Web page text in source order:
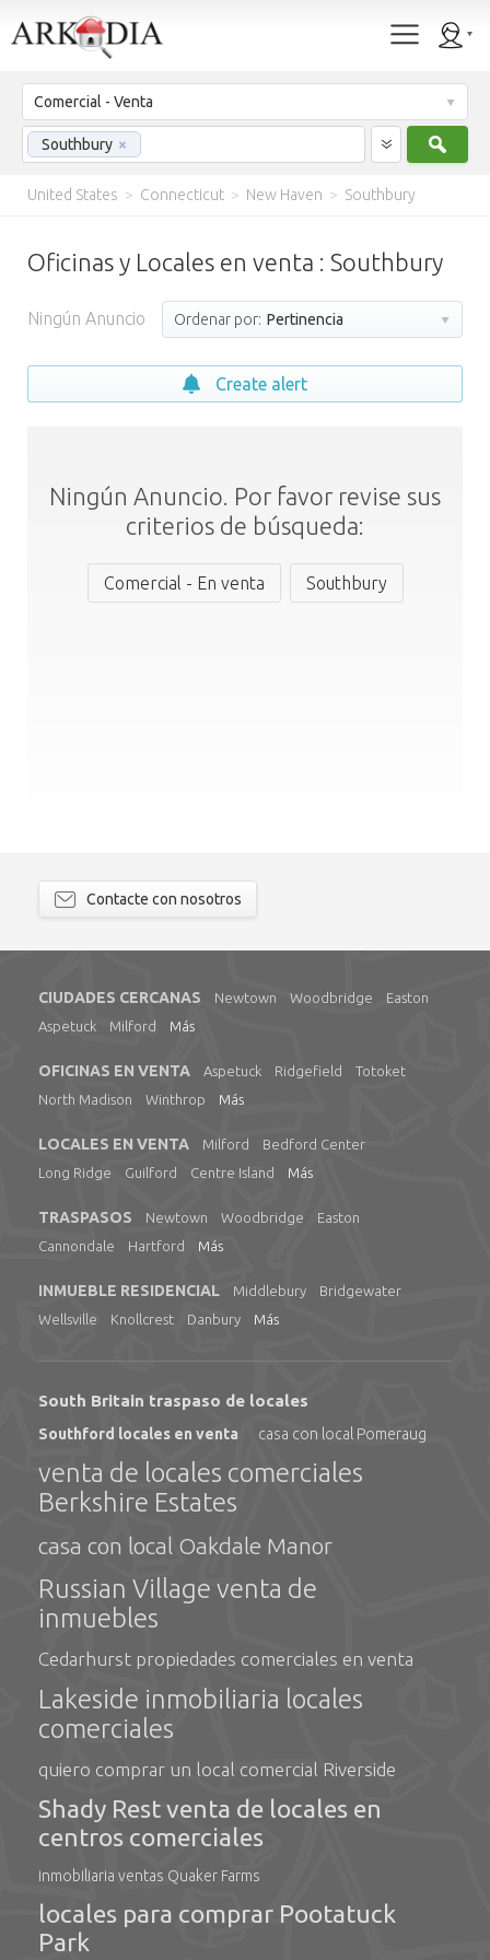
Comercial - Venta
Southbury ×
United States > Connecticut > New Haven > Southbury
Oficinas y Locales en venta : Southbury
Ningún Anuncio Ordenar por: Pertinencia
Create alert
Ningún Anuncio. Por favor revise sus
criterios de búsqueda:
Comercial - En venta Southbury
Contacte con nosotros
CIUDADES CERCANAS Newtown Woodbridge
Easton
Aspetuck
Milford Más
OFICINAS EN VENTA Aspetuck Ridgefield
Totoket
North Madison
Winthrop Más
LOCALES EN VENTA Milford
Bedford Center
Long Ridge
Guilford Centre Island Más
TRASPASOS Newtown Woodbridge
Easton
Cannondale
Hartford Más
INMUEBLE RESIDENCIAL Middlebury
Bridgewater
Wellsville
Knollcrest Danbury Más
South Britain traspaso de locales
Southford locales en venta casa con local Pomeraug
venta de locales comerciales
Berkshire Estates
casa con local Oakdale Manor
Russian Village venta de
inmuebles
Cedarhurst propiedades comerciales en venta
Lakeside inmobiliaria locales
comerciales
quiero comprar un local comercial Riverside
Shady Rest venta de locales en
centros comerciales
inmobiliaria ventas Quaker Farms
locales para comprar Pootatuck
Park